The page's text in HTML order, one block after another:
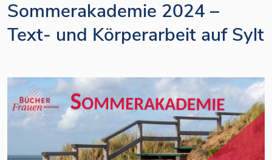
Sommerakademie 2024 –
Text- und Körperarbeit auf Sylt